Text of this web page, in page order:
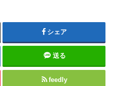
シェア
送る
feedly